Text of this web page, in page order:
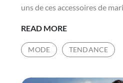
uns de ces accessoires de
READ MOREQUELS
ACCESSOIRES
POUR
MARIAGE?
MODE TENDANCE